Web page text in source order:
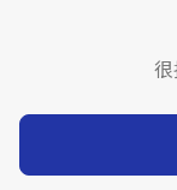
很